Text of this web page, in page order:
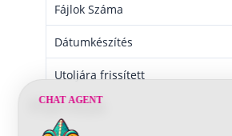
Fájlok Száma
Dátumkészítés
Utoljára frissített
PSA KGA
CHAT AGENT